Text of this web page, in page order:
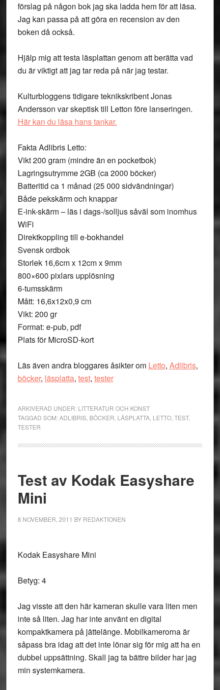
förslag på någon bok jag ska ladda hem för att läsa.
Jag kan passa på att göra en recension av den
boken då också.
Hjälp mig att testa läsplattan genom att berätta vad
du är viktigt att jag tar reda på när jag testar.
Kulturbloggens tidigare teknikskribent Jonas
Andersson var skeptisk till Letton före lanseringen.
Här kan du läsa hans tankar.
Fakta Adlibris Letto:
Vikt 200 gram (mindre än en pocketbok)
Lagringsutrymme 2GB (ca 2000 böcker)
Batteritid ca 1 månad (25 000 sidvändningar)
Både pekskärm och knappar
E-ink-skärm – läs i dags-/solljus såväl som inomhus
WiFi
Direktkoppling till e-bokhandel
Svensk ordbok
Storlek 16,6cm x 12cm x 9mm
800×600 pixlars upplösning
6-tumsskärm
Mått: 16,6x12x0,9 cm
Vikt: 200 gr
Format: e-pub, pdf
Plats för MicroSD-kort
Läs även andra bloggares åsikter om Letto, Adlibris,
böcker, läsplatta, test, tester
ARKIVERAD UNDER: LITTERATUR OCH KONST
TAGGAD SOM:ADLIBRIS, BÖCKER LÄSPLATTA, LETTO, TEST,
TESTER
Test av Kodak Easyshare
Mini
8 NOVEMBER, 2011 BY REDAKTIONEN
Kodak Easyshare Mini
Betyg: 4
Jag visste att den här kameran skulle vara liten men
inte så liten. Jag har inte använt en digital
kompaktkamera på jättelänge. Mobilkamerorna är
såpass bra idag att det inte lönar sig för mig att ha en
dubbel uppsättning. Skall jag ta bättre bilder har jag
min systemkamera.